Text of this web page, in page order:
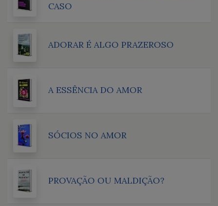
CASO
ADORAR É ALGO PRAZEROSO
A ESSÊNCIA DO AMOR
SÓCIOS NO AMOR
PROVAÇÃO OU MALDIÇÃO?